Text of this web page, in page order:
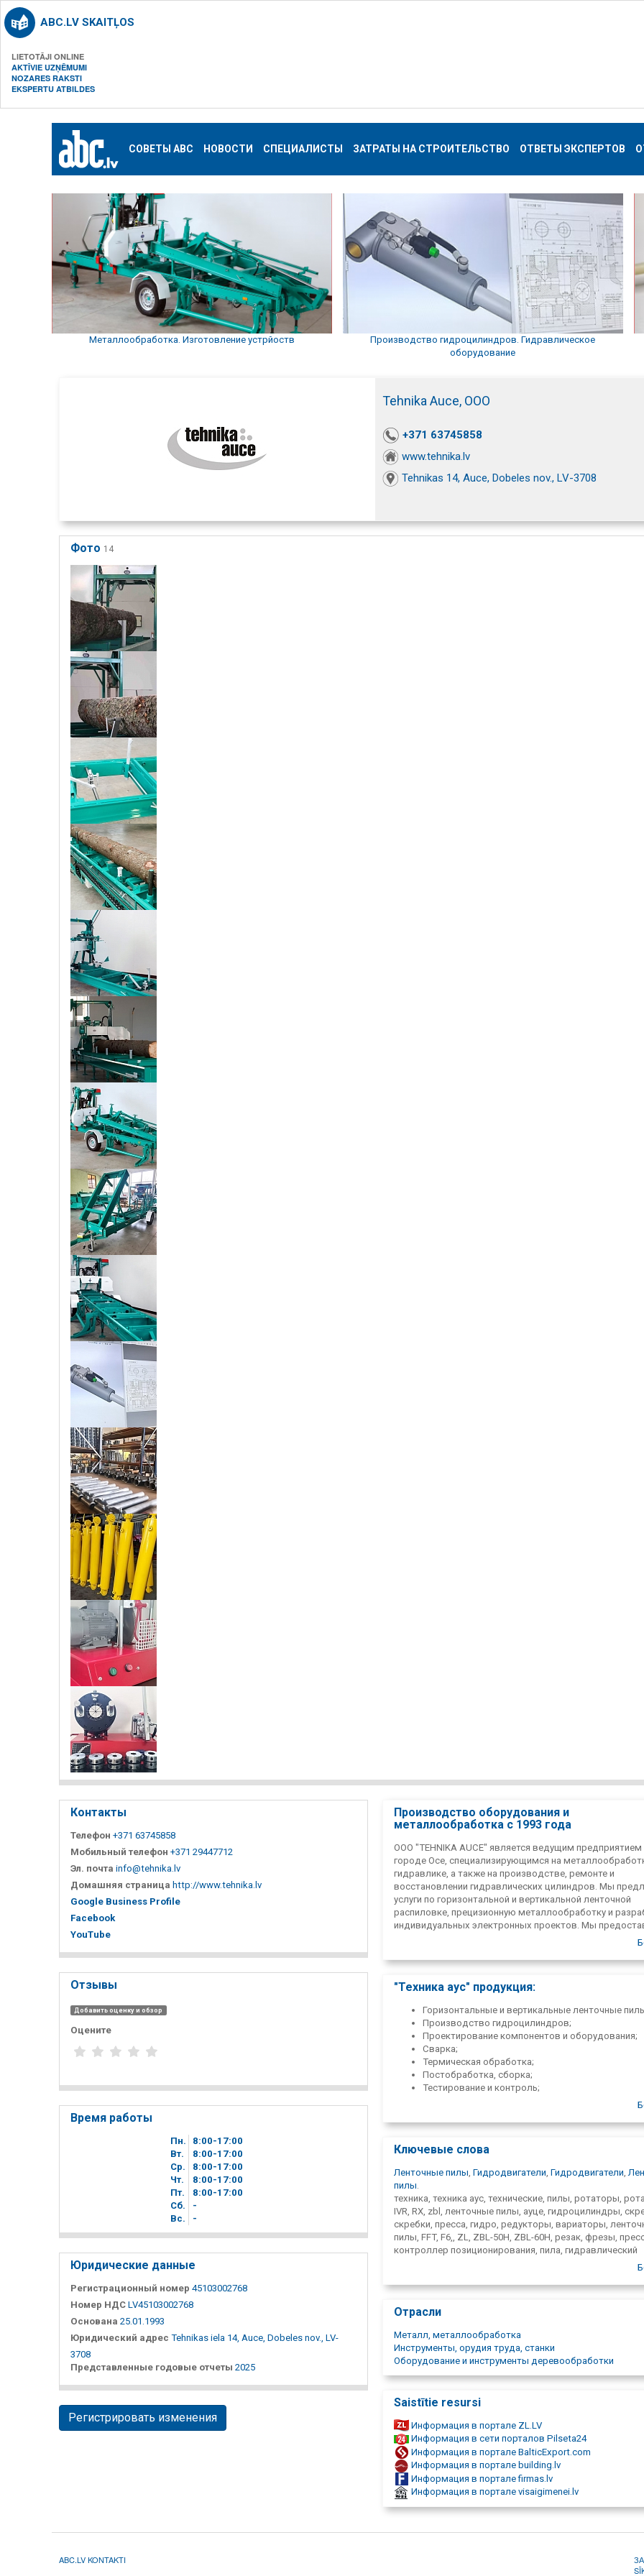
ABC.LV SKAITĻOS
LIETOTĀJI ONLINE
AKTĪVIE UZŅĒMUMI
NOZARES RAKSTI
EKSPERTU ATBILDES
СОВЕТЫ ABC НОВОСТИ СПЕЦИАЛИСТЫ ЗАТРАТЫ НА СТРОИТЕЛЬСТВО ОТВЕТЫ ЭКСПЕРТОВ
Металлообработка. Изготовление устрйоств
Производство гидроцилиндров. Гидравлическое
оборудование
Tehnika Auce, ООО
+371 63745858
www.tehnika.lv
Tehnikas 14, Auce, Dobeles nov., LV-3708
Фото 14
Контакты
Телефон +371 63745858
Мобильный телефон +371 29447712
Эл. почта info@tehnika.lv
Домашняя страница http://www.tehnika.lv
Google Business Profile
Facebook
YouTube
Отзывы
Добавить оценку и обзор
Оцените
Время работы
Пн. 8 00-17 00
Вт.
8 00-17 00
Ср.
8 00-17 00
Чт.
8 00-17 00
Пт.
8 00-17 00
Сб.
-
Вc.
-
Юридические данные
Регистрационный номер 45103002768
Номер НДС LV45103002768
Основана 25.01.1993
Юридический адрес Tehnikas iela 14, Auce, Dobeles nov., LV-
3708
Представленные годовые отчеты 2025
Регистрировать изменения
Производство оборудования и
металлообработка с 1993 года
ООО "TEHNIKA AUCE" является ведущим предприятием
городе Осе, специализирующимся на
гидравлике, а также на производстве, ремонте и
восстановлении гидравлических цилиндров. Мы
услуги по горизонтальной и вертикальной ленточной
распиловке, прецизионную металлообработку и
индивидуальных электронных проектов. Мы
качественное обслуживание, быстрое выполнение
решения подходят для промышленной,
области гидравлики, металлообработки и
"Техника аус" продукция:
Горизонтальные и вертикальные ленточные
Производство гидроцилиндров;
Проектирование компонентов и оборудования;
Сварка;
Термическая обработка;
Постобработка, сборка;
Тестирование и контроль;
Поворотный энкодер;
Гидродвигатели;
Гидравлические шланговые прессы и резаки;
Техника выравнивания почвы.
Ключевые слова
Ленточные пилы Гидродвигатели Гидродвигатели
пилы
техника, техника аус, технические, пилы, ротаторы,
IVR, RX, zbl, ленточные пилы, ауце, гидроцилиндры,
скребки, пресса, гидро, редукторы, вариаторы,
пилы, FFT, F6,, ZL, ZBL-50H, ZBL-60H, резак, фрезы,
контроллер позиционирования, пила, гидравлический
двигатель, ce, для дерева, металла,
лесопилка, hydraulic, cylinder, цилиндры, пресс,
FG, FS, IVR 3, IVR 4, RX 55, контроллер, wood, metal,
электроника, принадлежности для стационарных
горизонтальных ленточных пил, поворотник бревен,
изготовление оборудования и комплектующих по
индивидуальным заказам.
Отрасли
Металл, металлообработка
Инструменты, орудия труда, станки
Оборудование и инструменты деревообработки
Saistītie resursi
Информация в портале ZL.LV
Информация в сети порталов Pilseta24
Информация в портале BalticExport.com
Информация в портале building.lv
Информация в портале firmas.lv
Информация в портале visaigimenei.lv
ABC.LV KONTAKTI